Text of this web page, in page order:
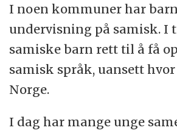
I noen kommuner har
undervisning på samisk. I
samiske barn rett til å få
samisk språk, uansett hvor
Norge.
I dag har mange unge